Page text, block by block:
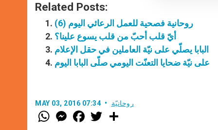
Related Posts:
روحانية فصحية للعمل الرعائي اليوم (6)
أيّ قلب أحبّ من قلب يسوع علينا؟
البابا يصلّي على نيّة العاملين في حقل الإعلام
على نيّة ضحايا التعنّت اليومي صلّى البابا اليوم
MAY 03, 2016 07:34 روحانيّة
W
h
M
e
F
a w